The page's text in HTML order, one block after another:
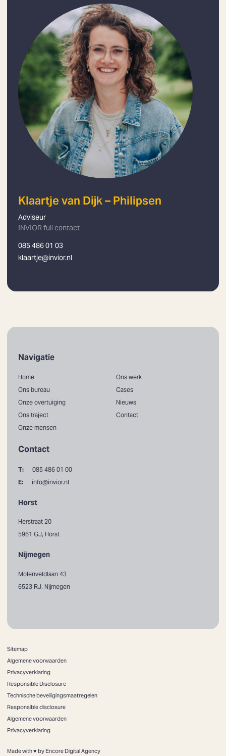
Klaartje van Dijk – Philipsen
Adviseur
INVIOR full contact
085 486 01 03
klaartje@invior.nl
Navigatie
Home
Ons bureau
Onze overtuiging
Ons traject
Onze mensen
Ons werk
Cases
Nieuws
Contact
Contact
T:
085 486 01 00
E:
info@invior.nl
Horst
Herstraat 20
5961 GJ, Horst
Nijmegen
Molenveldlaan 43
6523 RJ, Nijmegen
Made with ♥ by Encore Digital Agency
Sitemap
Algemene voorwaarden
Privacyverklaring
Responsible Disclosure
Technische beveiligingsmaatregelen
Responsible disclosure
Algemene voorwaarden
Privacyverklaring